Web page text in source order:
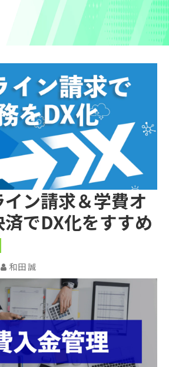
ン請求＆学費オ
でDX化をすすめ
和田 誠